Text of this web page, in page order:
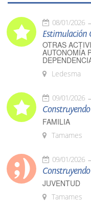
08/01/2026
Estimulación
OTRAS
AUTONOMÍA
Ledesma
09/01/2026
FAMILIA
Tamames
09/01/2026
JUVENTUD
Tamames